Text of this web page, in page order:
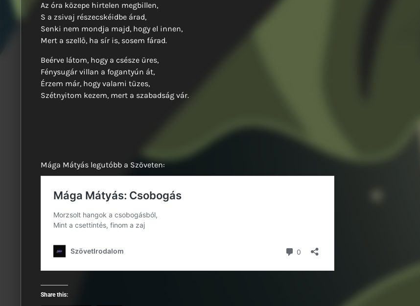
Az óra közepe hirtelen megbillen,
S a zsivaj részecskéidbe árad,
Senki nem mondja majd, hogy el innen,
Mert a szellő, ha sír is, sosem fárad.
Beérve látom, hogy a csésze üres,
Fénysugár villan a fogantyún át,
Érzem már, hogy valami tüzes,
Szétnyitom kezem, mert a szabadság vár.
Mága Mátyás legutóbb a Szöveten:
Share this: